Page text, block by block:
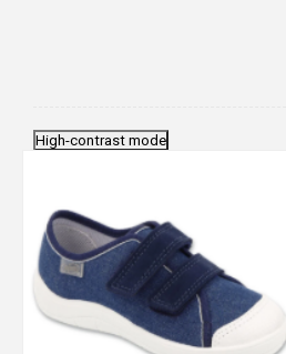
High-contrast mode